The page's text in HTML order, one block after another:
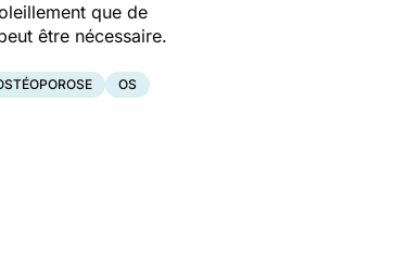
que de
être nécessaire.
OS